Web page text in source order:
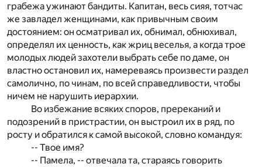
грабежа ужинают бандиты. Капитан, весь сияя, тотчас
же завладел женщинами, как привычным своим
достоянием: он осматривал их, обнимал, обнюхивал,
определял их ценность, как жриц веселья, а когда трое
молодых людей захотели выбрать себе по даме, он
властно остановил их, намереваясь произвести раздел
самолично, по чинам, по всей справедливости, чтобы
ничем не нарушить иерархии.
Во избежание всяких споров, пререканий и
подозрений в пристрастии, он выстроил их в ряд, по
росту и обратился к самой высокой, словно командуя:
-- Твое имя?
-- Памела, -- отвечала та, стараясь говорить